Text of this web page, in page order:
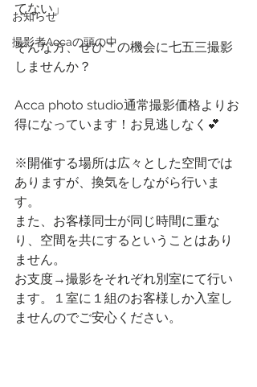
お知らせ
撮影者Accaの頭の中
てない」
そんな方、ぜひこの機会に七五三撮影
しませんか？
Acca photo studio通常撮影価格よりお
得になっています！お見逃しなく💕
※開催する場所は広々とした空間では
ありますが、換気をしながら行いま
す。
また、お客様同士が同じ時間に重な
り、空間を共にするということはあり
ません。
お支度→撮影をそれぞれ別室にて行い
ます。１室に１組のお客様しか入室し
ませんのでご安心ください。